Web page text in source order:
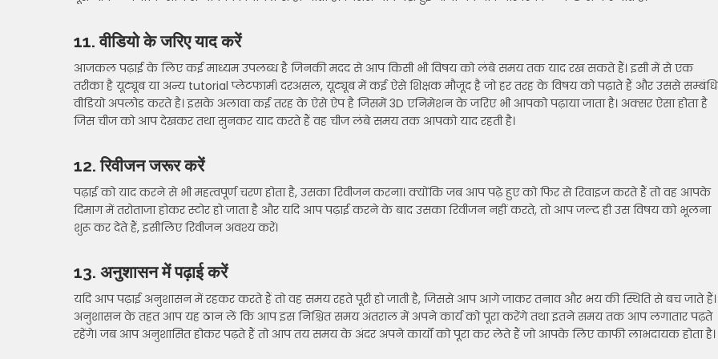
11. वीडियो के जरिए याद करें
आजकल पढ़ाई के लिए कई माध्यम उपलब्ध है जिनकी मदद से आप किसी भी विषय को लंबे समय तक याद रख सकते हैं। इसी में से एक
तरीका है यूट्यूब या अन्य tutorial प्लेटफार्म। दरअसल, यूट्यूब में कई ऐसे शिक्षक मौजूद है जो हर तरह के विषय को पढ़ाते हैं और उससे
वीडियो अपलोड करते है। इसके अलावा कई तरह के ऐसे ऐप है जिसमें 3D एनिमेशन के जरिए भी आपको पढ़ाया जाता है। अक्सर ऐसा होता है
जिस चीज को आप देखकर तथा सुनकर याद करते हैं वह चीज लंबे समय तक आपको याद रहती है।
12. रिवीजन जरूर करें
पढ़ाई को याद करने से भी महत्वपूर्ण चरण होता है, उसका रिवीजन करना। क्योंकि जब आप पढ़े हुए को फिर से रिवाइज करते हैं तो वह आपके
दिमाग में तरोताजा होकर स्टोर हो जाता है और यदि आप पढ़ाई करने के बाद उसका रिवीजन नहीं करते, तो आप जल्द ही उस विषय को भूलना
शुरू कर देते हैं, इसीलिए रिवीजन अवश्य करें।
13. अनुशासन में पढ़ाई करें
यदि आप पढ़ाई अनुशासन में रहकर करते हैं तो वह समय रहते पूरी हो जाती है, जिससे आप आगे जाकर तनाव और भय की स्थिति से बच जाते हैं।
अनुशासन के तहत आप यह ठान लें कि आप इस निश्चित समय अंतराल में अपने कार्य को पूरा करेंगे तथा इतने समय तक आप लगातार पढ़ते
रहेंगे। जब आप अनुशासित होकर पढ़ते हैं तो आप तय समय के अंदर अपने कार्यों को पूरा कर लेते हैं जो आपके लिए काफी लाभदायक होता है।